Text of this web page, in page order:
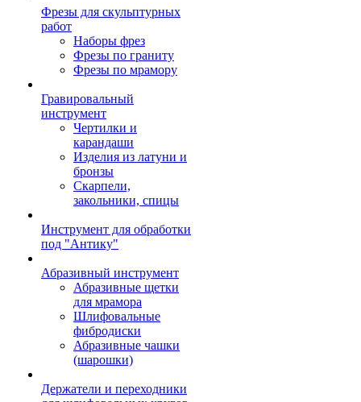
Фрезы для скульптурных
работ
Наборы фрез
Фрезы по граниту
Фрезы по мрамору
Гравировальный
инструмент
Чертилки и
карандаши
Изделия из латуни и
бронзы
Скарпели,
закольники, спицы
Инструмент для обработки
под "Антику"
Абразивный инструмент
Абразивные щетки
для мрамора
Шлифовальные
фибродиски
Абразивные чашки
(шарошки)
Держатели и переходники